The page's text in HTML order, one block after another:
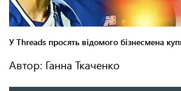
Автор: Ганна Ткаченко